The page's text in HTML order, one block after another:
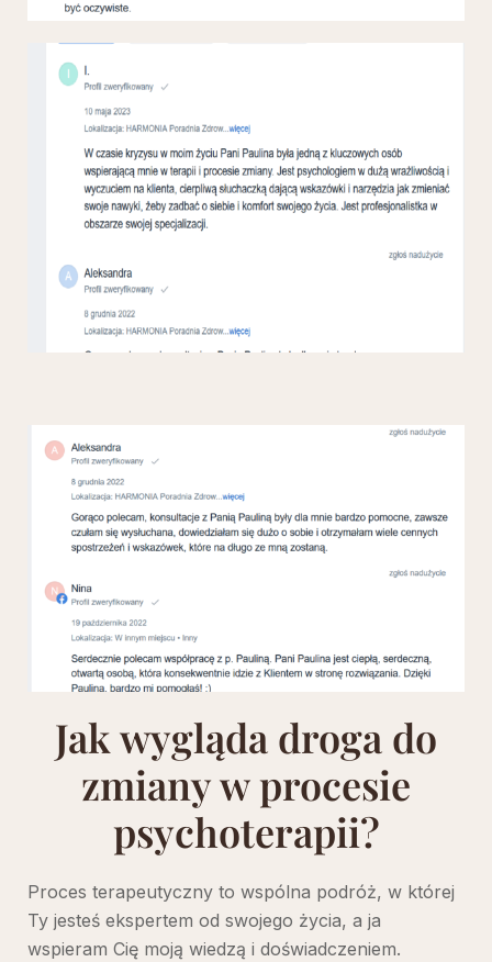
Jak wygląda droga do
zmiany w procesie
psychoterapii?
Proces terapeutyczny to wspólna podróż, w której
Ty jesteś ekspertem od swojego życia, a ja
wspieram Cię moją wiedzą i doświadczeniem.